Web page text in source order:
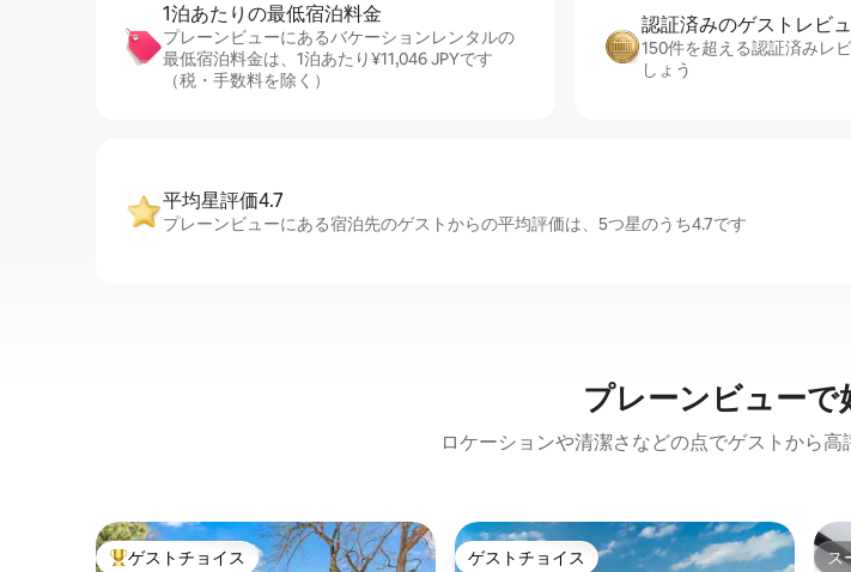
1泊あたりの最⁠低⁠宿⁠泊⁠料⁠金
プレーンビューにあるバケーションレンタルの
最低宿泊料金は、1泊あたり¥11,046 JPYです
（税・手数料を除く）
認証済みのゲ⁠ス⁠ト⁠レ⁠ビ⁠
150件を超える認証済みレ
しょう
平均星評価4.7
プレーンビューにある宿泊先のゲストからの平均評価は、5つ星のうち4.7です
プレーンビューで
ロケーションや清潔さなどの点でゲストから
ゲストチョイス ゲストチョイス ス